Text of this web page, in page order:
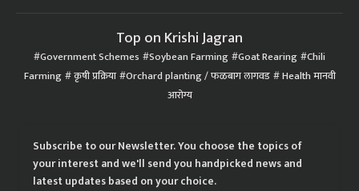
Top on Krishi Jagran
Government Schemes Soybean Farming Goat Rearing Chili
Farming कृषी प्रक्रिया Orchard planting / फळबाग लागवड Health मानवी
आरोग्य
Subscribe to our Newsletter. You choose the topics of
your interest and we'll send you handpicked news and
latest updates based on your choice.